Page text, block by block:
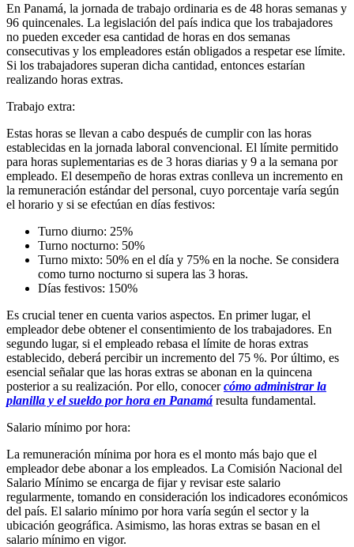
En Panamá, la jornada de trabajo ordinaria es de 48 horas semanas y
96 quincenales. La legislación del país indica que los trabajadores
no pueden exceder esa cantidad de horas en dos semanas
consecutivas y los empleadores están obligados a respetar ese límite.
Si los trabajadores superan dicha cantidad, entonces estarían
realizando horas extras.
Trabajo extra:
Estas horas se llevan a cabo después de cumplir con las horas
establecidas en la jornada laboral convencional. El límite permitido
para horas suplementarias es de 3 horas diarias y 9 a la semana por
empleado. El desempeño de horas extras conlleva un incremento en
la remuneración estándar del personal, cuyo porcentaje varía según
el horario y si se efectúan en días festivos:
Turno diurno: 25%
Turno nocturno: 50%
Turno mixto: 50% en el día y 75% en la noche. Se considera
como turno nocturno si supera las 3 horas.
Días festivos: 150%
Es crucial tener en cuenta varios aspectos. En primer lugar, el
empleador debe obtener el consentimiento de los trabajadores. En
segundo lugar, si el empleado rebasa el límite de horas extras
establecido, deberá percibir un incremento del 75 %. Por último, es
esencial señalar que las horas extras se abonan en la quincena
posterior a su realización. Por ello, conocercómo administrar la
planilla y el sueldo por hora en Panamá resulta fundamental.
Salario mínimo por hora:
La remuneración mínima por hora es el monto más bajo que el
empleador debe abonar a los empleados. La Comisión Nacional del
Salario Mínimo se encarga de fijar y revisar este salario
regularmente, tomando en consideración los indicadores económicos
del país. El salario mínimo por hora varía según el sector y la
ubicación geográfica. Asimismo, las horas extras se basan en el
salario mínimo en vigor.